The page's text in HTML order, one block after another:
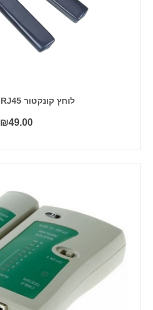
לוחץ קונקטור RJ45 לכבל רשת
₪49.00